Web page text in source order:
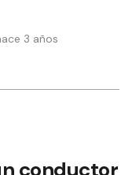
3 años
conductor